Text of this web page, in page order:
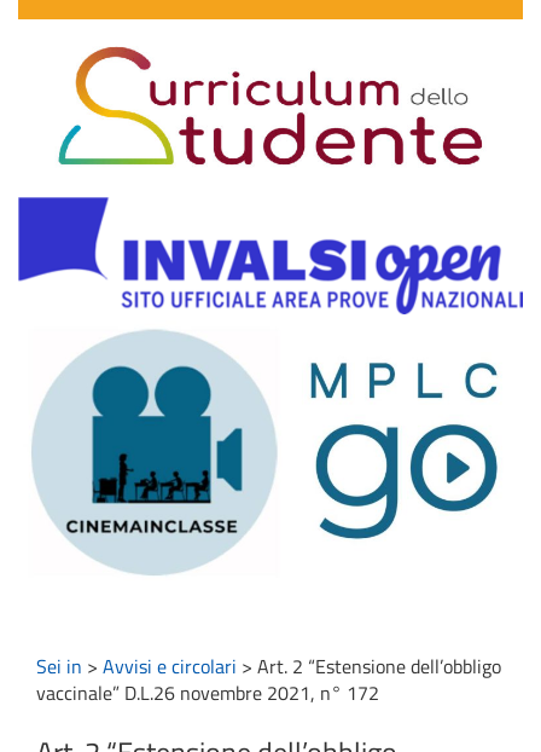
Sei in > Avvisi e circolari > Art. 2 “Estensione dell’obbligo
vaccinale” D.L.26 novembre 2021, n° 172